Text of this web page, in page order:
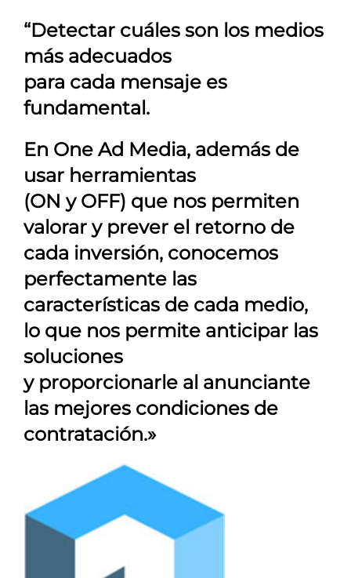
“Detectar cuáles son los medios
más adecuados
para cada mensaje es
fundamental.
En One Ad Media, además de
usar herramientas
(ON y OFF) que nos permiten
valorar y prever el retorno de
cada inversión, conocemos
perfectamente las
características de cada medio,
lo que nos permite anticipar las
soluciones
y proporcionarle al anunciante
las mejores condiciones de
contratación.»